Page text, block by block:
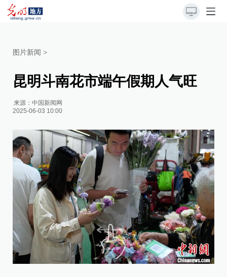
图片新闻 >
昆明斗南花市端午假期人气旺
来源：中国新闻网
2025-06-03 10:00